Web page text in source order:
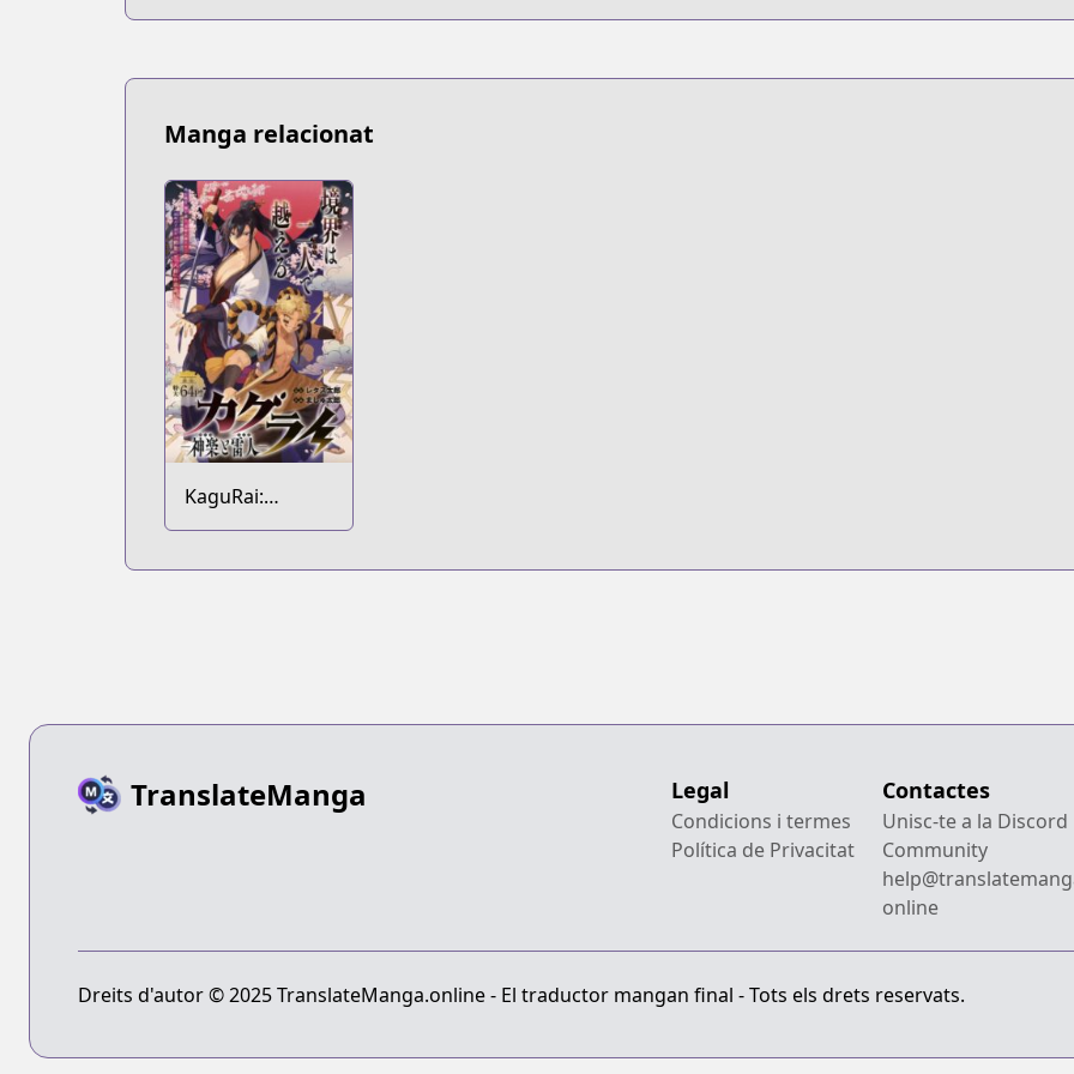
Manga relacionat
KaguRai:
Kagura to Raito
TranslateManga Legal
Condicions i termes
Política de Privacitat
Contactes
Unisc-te a la Discord
Community
online
Dreits d'autor © 2025 TranslateManga.online - El traductor mangan final - Tots els drets reservats.